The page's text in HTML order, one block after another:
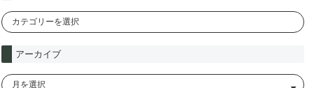
アーカイブ